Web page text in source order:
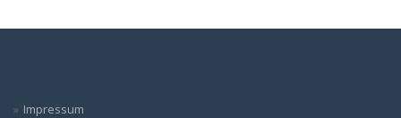
Impressum